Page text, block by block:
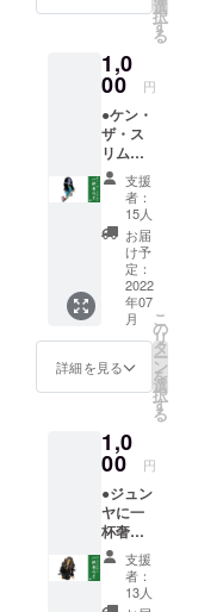
だきま
す。
沁みる
それ
じゃ足
りない
もう一
杯、沢
山飲ま
せて下
さい！
イベン
ト当
日、乾
杯して
いる写
真を撮
影し
て、後
日お礼
送らせ
ていた
だきま
す。
選
択
す
る
1,0
00 円
●ケン・
ザ・ス
リムに
一杯奢
れる券
ケン・
ザ・ス
リムに
一杯奢
れま
す。 お
酒は
ビール
党、と
にかく
ビール
きで
す。
ビール
を沢山
飲ませ
て下さ
い！ イ
ベント
当日、
支援
者：
15人
お届
け予
定：
2022
年07
月
詳細を見る
こ
の
リ
タ
ー
ン
を
選
択
す
る
1,0
00 円
●ジュン
ヤに一
杯奢れ
る券
ジュン
ヤにソ
フトド
支援
者：
13人